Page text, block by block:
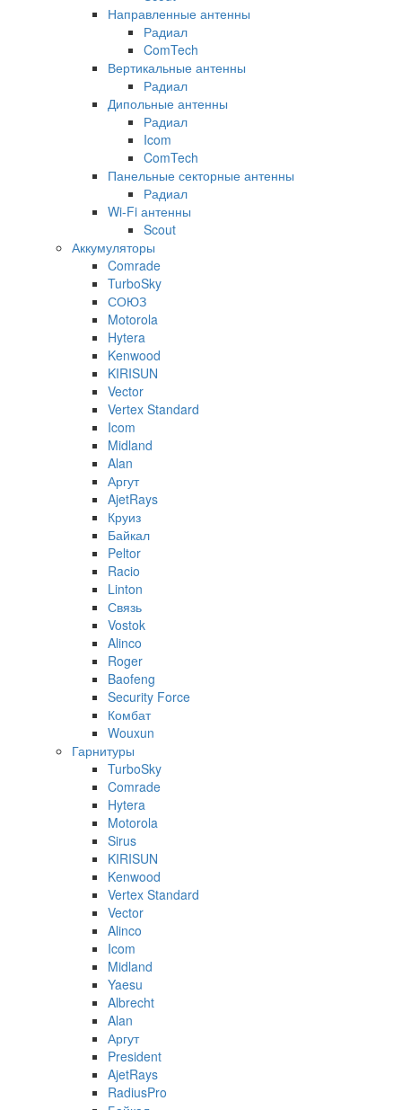
Направленные антенны
Радиал
ComTech
Вертикальные антенны
Радиал
Дипольные антенны
Радиал
Icom
ComTech
Панельные секторные антенны
Радиал
Wi-Fi антенны
Scout
Аккумуляторы
Comrade
TurboSky
СОЮЗ
Motorola
Hytera
Kenwood
KIRISUN
Vector
Vertex Standard
Icom
Midland
Alan
Аргут
AjetRays
Круиз
Байкал
Peltor
Racio
Linton
Связь
Vostok
Alinco
Roger
Baofeng
Security Force
Комбат
Wouxun
Гарнитуры
TurboSky
Comrade
Hytera
Motorola
Sirus
KIRISUN
Kenwood
Vertex Standard
Vector
Alinco
Icom
Midland
Yaesu
Albrecht
Alan
Аргут
President
AjetRays
RadiusPro